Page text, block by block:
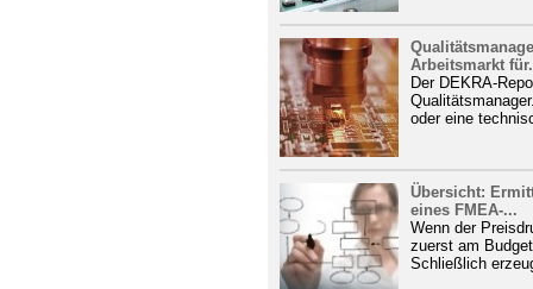
Arbeitsmarkt
Der DEKRA-
oder eine
Übersicht:
eines FMEA-...
Wenn der
zuerst am
Schließlich